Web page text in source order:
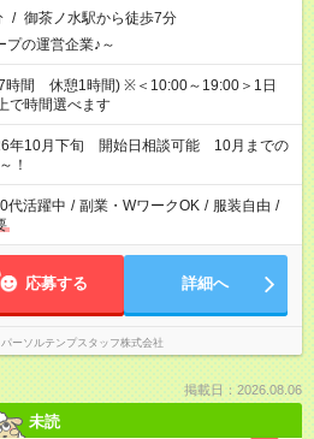
/ 御茶ノ水駅から徒歩7分
プの運営企業♪～
時間 休憩1時間) ※＜10:00～19:00＞1日
で時間選べます
年10月下旬 開始日相談可能 10月までの
！
代活躍中 / 副業・WワークOK / 服装自由 /
応募する 詳細へ
パーソルテンプスタッフ株式会社
掲載日：2026.08.06
未読